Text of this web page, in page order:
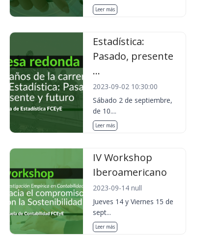
Leer más
Estadística:
Pasado, presente
...
2023-09-02 10:30:00
Sábado 2 de septiembre,
de 10....
Leer más
IV Workshop
Iberoamericano
2023-09-14 null
Jueves 14 y Viernes 15 de
sept...
Leer más